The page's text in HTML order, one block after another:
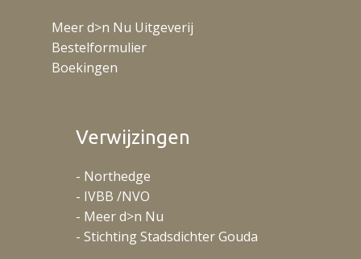
Meer d>n Nu Uitgeverij
Bestelformulier
Boekingen
Verwijzingen
- Northedge
- IVBB /NVO
- Meer d>n Nu
- Stichting Stadsdichter Gouda